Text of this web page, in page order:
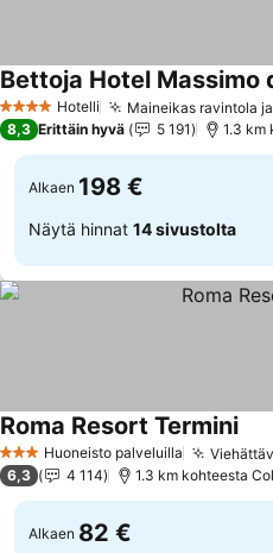
4 Tähtiluokitus
Hotelli Maineikas ravintola
Bettoja Hotel Massimo
8,3 Erittäin hyvä 5 191 1.3 km
Alkaen 198 €
Näytä hinnat 14 sivustolta
3 Tähtiluokitus
Huoneisto palveluilla
Roma Resort Termini
6,3 4 114 1.3 km kohteesta
Alkaen 82 €